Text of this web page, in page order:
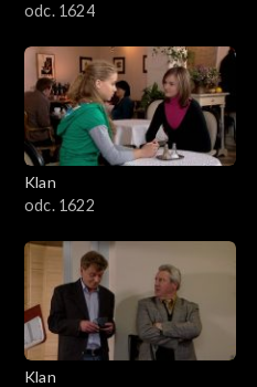
odc. 1624
Klan
odc. 1622
Klan